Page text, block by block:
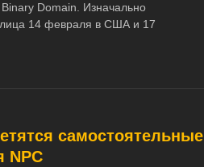
Domain. Изначально
лица 14 февраля в США и 17
самостоятельные
NPC